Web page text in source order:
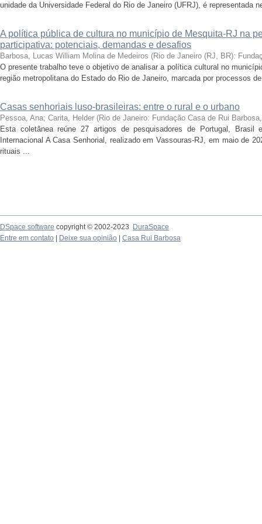
unidade da Universidade Federal do Rio de Janeiro (UFRJ), é representada
A política pública de cultura no município de Mesquita-RJ na
participativa: potenciais, demandas e desafios
Barbosa, Lucas William Molina de Medeiros (Rio de Janeiro (RJ, BR):
O presente trabalho teve o objetivo de analisar a política cultural no
região metropolitana do Estado do Rio de Janeiro, marcada por processos
Casas senhoriais luso-brasileiras: entre o rural e o urbano
Pessoa, Ana; Carita, Helder (Rio de Janeiro: Fundação Casa de Rui
Esta coletânea reúne 27 artigos de pesquisadores de Portugal, Brasil
Internacional A Casa Senhorial, realizado em Vassouras-RJ, em maio de
rituais ...
DSpace software copyright © 2002-2023
DuraSpace
Entre em contato
Deixe sua opinião Casa Rui Barbosa